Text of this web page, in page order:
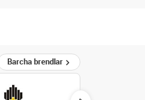
Barcha brendlar